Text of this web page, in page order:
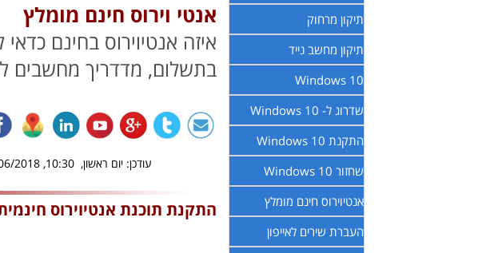
תיקון מרחוק
תיקון מחשב נייד
Windows 10
שדרוג ל- Windows 10
התקנת Windows 10
שחזור Windows 10
אנטיוירוס חינם מומלץ
העברת שירים לאייפון
אנטי וירוס חינם מומלץ
איזה אנטיוירוס בחינם
בתשלום, מדדריך מחשבים
עודכן: יום ראשון, 10:30, 17/06/2018 |
התקנת תוכנת אנטיוירוס